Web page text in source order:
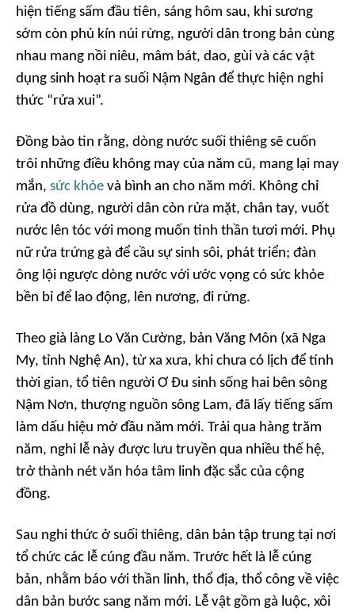
hiện tiếng sấm đầu tiên, sáng hôm sau, khi sương
sớm còn phủ kín núi rừng, người dân trong bản cùng
nhau mang nồi niêu, mâm bát, dao, gùi và các vật
dụng sinh hoạt ra suối Nậm Ngân để thực hiện nghi
thức “rửa xui”.
Đồng bào tin rằng, dòng nước suối thiêng sẽ cuốn
trôi những điều không may của năm cũ, mang lại may
mắn, sức khỏe và bình an cho năm mới. Không chỉ
rửa đồ dùng, người dân còn rửa mặt, chân tay, vuốt
nước lên tóc với mong muốn tinh thần tươi mới. Phụ
nữ rửa trứng gà để cầu sự sinh sôi, phát triển; đàn
ông lội ngược dòng nước với ước vọng có sức khỏe
bền bỉ để lao động, lên nương, đi rừng.
Theo già làng Lo Văn Cường, bản Văng Môn (xã Nga
My, tỉnh Nghệ An), từ xa xưa, khi chưa có lịch để tính
thời gian, tổ tiên người Ơ Đu sinh sống hai bên sông
Nậm Nơn, thượng nguồn sông Lam, đã lấy tiếng sấm
làm dấu hiệu mở đầu năm mới. Trải qua hàng trăm
năm, nghi lễ này được lưu truyền qua nhiều thế hệ,
trở thành nét văn hóa tâm linh đặc sắc của cộng
đồng.
Sau nghi thức ở suối thiêng, dân bản tập trung tại nơi
tổ chức các lễ cúng đầu năm. Trước hết là lễ cúng
bản, nhằm báo với thần linh, thổ địa, thổ công về việc
dân bản bước sang năm mới. Lễ vật gồm gà luộc, xôi